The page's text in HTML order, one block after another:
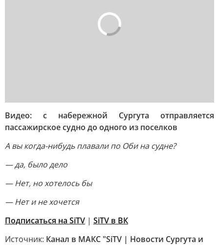
Видео: с набережной Сургута отправляется
пассажирское судно до одного из поселков
А вы когда-нибудь плавали по Оби на судне?
— да, было дело
— Нет, но хотелось бы
— Нет и не хочется
Подписаться на SiTV | SiTV в ВК
Источник: Канал в МАКС "SiTV | Новости Сургута и